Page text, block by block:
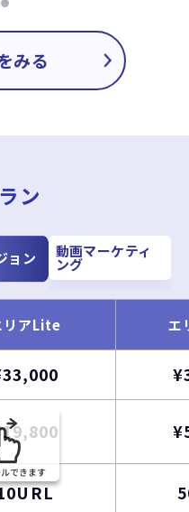
みる
ン
ョン 動画マーケティ
ング
リアLite エ